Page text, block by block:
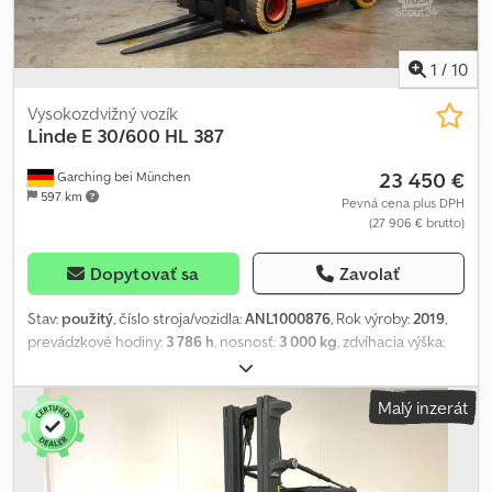
1 / 10
Garching bei München
597 km
Vysokozdvižný vozík
Linde E 30/600 HL 387
23 450 €
Pevná cena plus DPH
(27 906 € brutto)
Dopytovať sa Zavolať
Stav: použitý, číslo stroja/vozidla:ANL1000876, Rok výroby:2019,
prevádzkové hodiny: 3 786 h, nosnosť: 3 000 kg, zdvíhacia výška:
2 040 mm, ťažisko nákladu:
stožiara:triplex, kapacita batérie:775 Ach, napätie batérie:80 V,
šírka nosiča vidlíc:
, dĺžka vidlíc:
, veľkosť
prednej pneumatiky:
, veľkosť zadnej pneumatiky:
10, pohotovostná hmotnosť: 8 143 kg, celková výška:
, celková šírka: 1 228 mm
Malý inzerát